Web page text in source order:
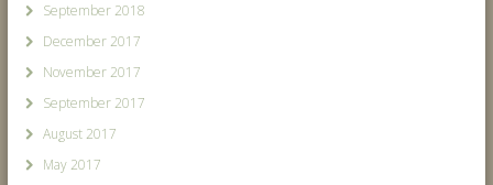
September 2018
December 2017
November 2017
September 2017
August 2017
May 2017